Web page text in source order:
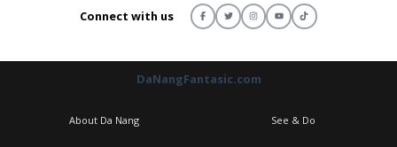
Connect with us
DaNangFantasic.com
About Da Nang See & Do